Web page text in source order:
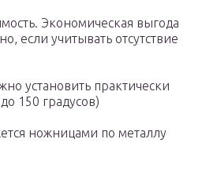
Экономическая выгода
если учитывать отсутствие
установить практически
150 градусов)
ножницами по металлу